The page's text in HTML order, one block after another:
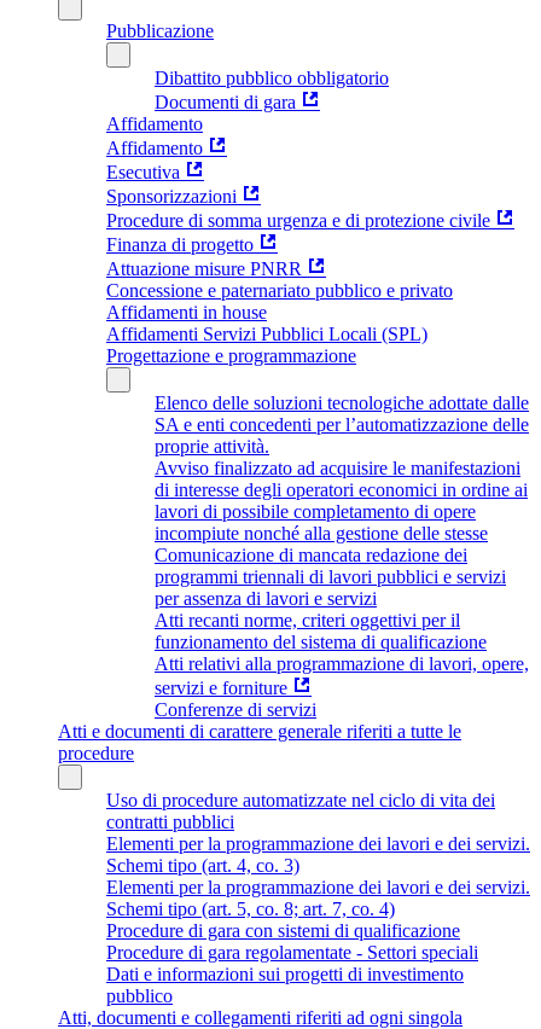
Pubblicazione
Dibattito pubblico obbligatorio
Documenti di gara
Affidamento
Affidamento
Esecutiva
Sponsorizzazioni
Procedure di somma urgenza e di protezione civile
Finanza di progetto
Attuazione misure PNRR
Concessione e paternariato pubblico e privato
Affidamenti in house
Affidamenti Servizi Pubblici Locali (SPL)
Progettazione e programmazione
Elenco delle soluzioni tecnologiche adottate dalle
SA e enti concedenti per l’automatizzazione delle
proprie attività.
Avviso finalizzato ad acquisire le manifestazioni
di interesse degli operatori economici in ordine ai
lavori di possibile completamento di opere
incompiute nonché alla gestione delle stesse
Comunicazione di mancata redazione dei
programmi triennali di lavori pubblici e servizi
per assenza di lavori e servizi
Atti recanti norme, criteri oggettivi per il
funzionamento del sistema di qualificazione
Atti relativi alla programmazione di lavori, opere,
servizi e forniture
Conferenze di servizi
Atti e documenti di carattere generale riferiti a tutte le
procedure
Uso di procedure automatizzate nel ciclo di vita dei
contratti pubblici
Elementi per la programmazione dei lavori e dei servizi.
Schemi tipo (art. 4, co. 3)
Elementi per la programmazione dei lavori e dei servizi.
Schemi tipo (art. 5, co. 8; art. 7, co. 4)
Procedure di gara con sistemi di qualificazione
Procedure di gara regolamentate - Settori speciali
Dati e informazioni sui progetti di investimento
pubblico
Atti, documenti e collegamenti riferiti ad ogni singola